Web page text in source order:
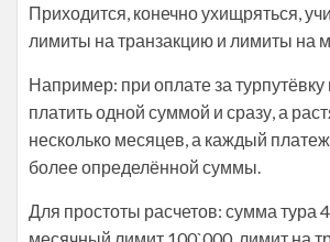
Приходится, конечно ухищряться,
лимиты на транзакцию и лимиты на
Например: при оплате за
платить одной суммой и сразу, а
несколько месяцев, а каждый
более определённой суммы.
Для простоты расчетов: сумма тура